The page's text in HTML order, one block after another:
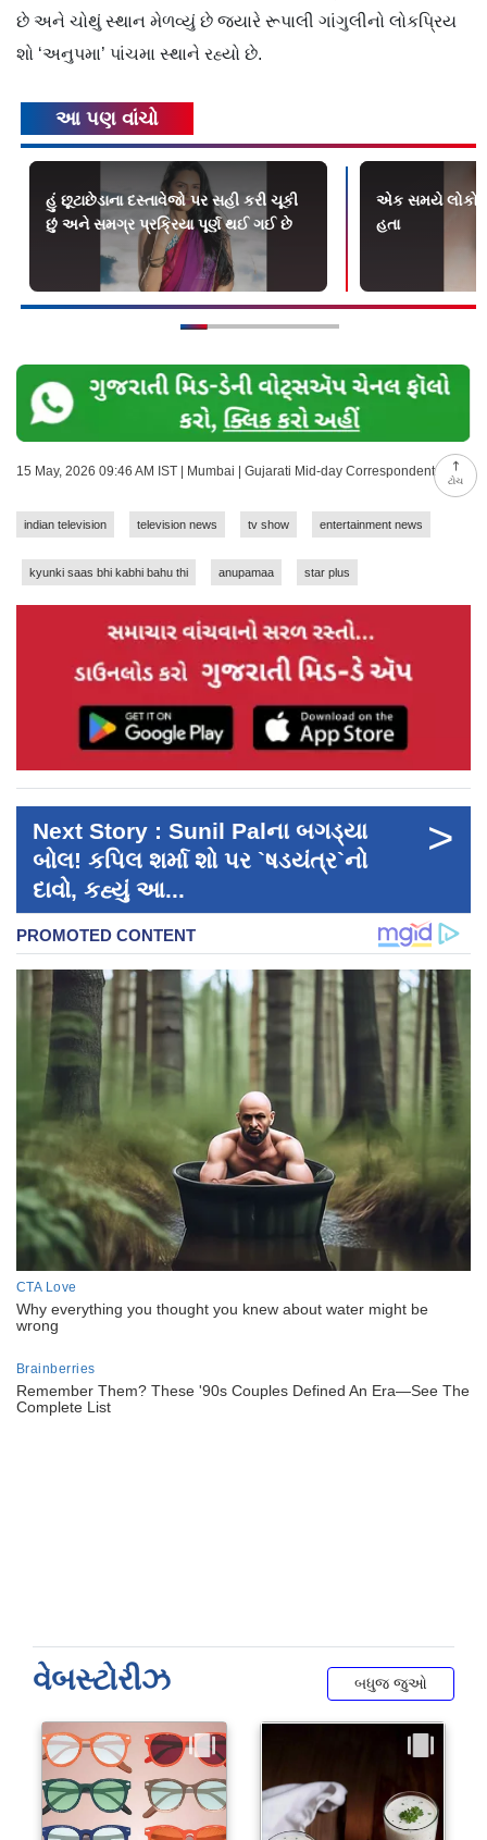
ટોચ
છે અને ચોથું સ્થાન મેળવ્યું છે જ્યારે રૂપાલી ગાંગુલીનો લોકપ્રિય
શો ‘અનુપમા’ પાંચમા સ્થાને રહ્યો છે.
આ પણ વાંચો
હું છૂટાછેડાના દસ્તાવેજો પર સહી કરી ચૂકી
છું અને સમગ્ર પ્રક્રિયા પૂર્ણ થઈ ગઈ છે
એક સમયે લોકો
હતા
15 May, 2026 09:46 AM IST | Mumbai | Gujarati Mid-day Correspondent
indian television television news tv show entertainment news
kyunki saas bhi kabhi bahu thi anupamaa star plus
Next Story : Sunil Palના બગડ્યા
બોલ! કપિલ શર્મા શો પર `ષડયંત્ર`નો
દાવો, કહ્યું આ...
>
વેબસ્ટોરીઝ બધુજ જુઓ